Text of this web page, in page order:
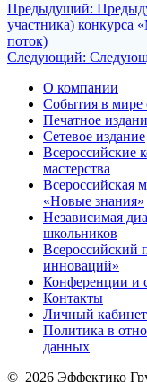
Предыдущий:
участника)
поток)
Следующий:
О компании
События в мире
Печатное
Сетевое издание
Всероссийские
мастерства
Всероссийская
«Новые знания»
Независимая
школьников
Всероссийский
инноваций»
Конференции и
Контакты
Личный кабинет
Политика в
данных
© 2026 Эффектико